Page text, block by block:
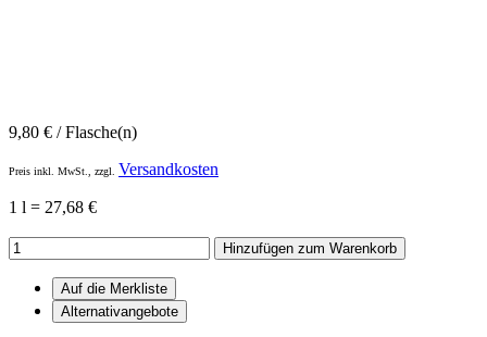
9,80 € / Flasche(n)
Preis inkl. MwSt., zzgl. Versandkosten
1 l = 27,68 €
Hinzufügen zum Warenkorb